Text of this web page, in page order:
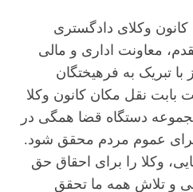
وکلای دادگستری
معاونت اداری و مالی
با تبریک به فرهیختگان
بابت نقل مکان کانون وکلا
دستگاه قضا همگی در
عموم مردم محقق شود.
وکلا را برای احقاق حق
و تلاش همه ما تحقق